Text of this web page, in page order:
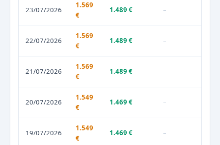
23/07/2026
1.569
€
1.489 € –
22/07/2026
1.569
€
1.489 € –
21/07/2026
1.569
€
1.489 € –
20/07/2026
1.549
€
1.469 € –
19/07/2026
1.549
€
1.469 € –